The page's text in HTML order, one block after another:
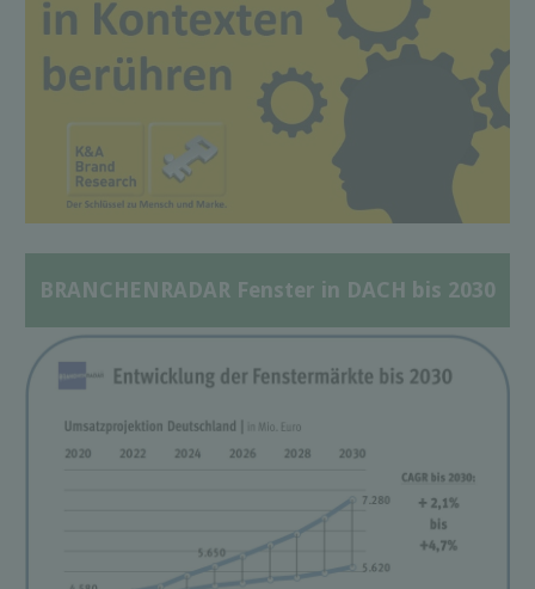
BRANCHENRADAR Fenster in DACH bis 2030